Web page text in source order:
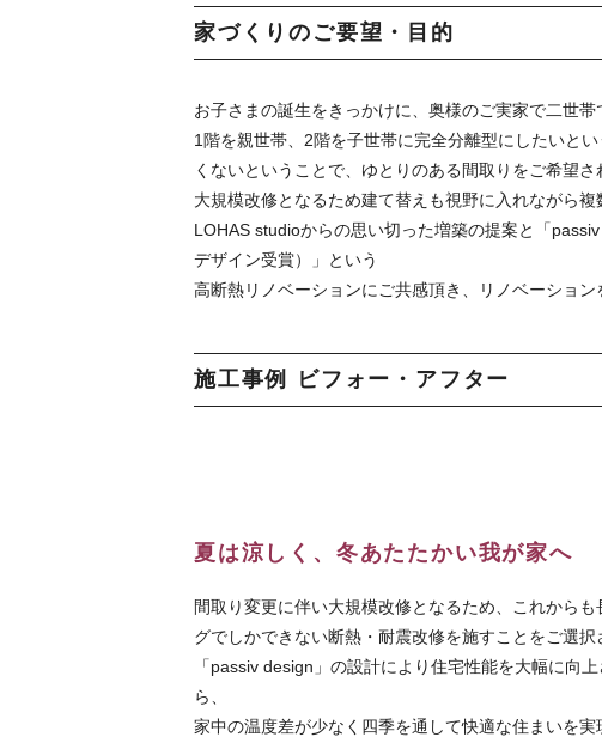
家づくりのご要望・目的
お子さまの誕生をきっかけに、奥様のご実家で二世帯
1階を親世帯、2階を子世帯に完全分離型にしたいと
くないということで、ゆとりのある間取りをご希望さ
大規模改修となるため建て替えも視野に入れながら複
LOHAS studioからの思い切った増築の提案と「
デザイン受賞）」という
高断熱リノベーションにご共感頂き、リノベーション
施工事例 ビフォー・アフター
夏は涼しく、冬あたたかい我が家へ
間取り変更に伴い大規模改修となるため、これから
グでしかできない断熱・耐震改修を施すことをご選択
「passiv design」の設計により住宅性能を大幅に向
ら、
家中の温度差が少なく四季を通して快適な住まいを実